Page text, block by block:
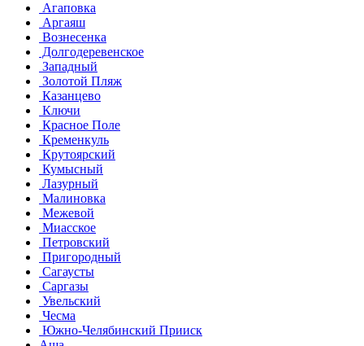
Агаповка
Аргаяш
Вознесенка
Долгодеревенское
Западный
Золотой Пляж
Казанцево
Ключи
Красное Поле
Кременкуль
Крутоярский
Кумысный
Лазурный
Малиновка
Межевой
Миасское
Петровский
Пригородный
Сагаусты
Саргазы
Увельский
Чесма
Южно-Челябинский Прииск